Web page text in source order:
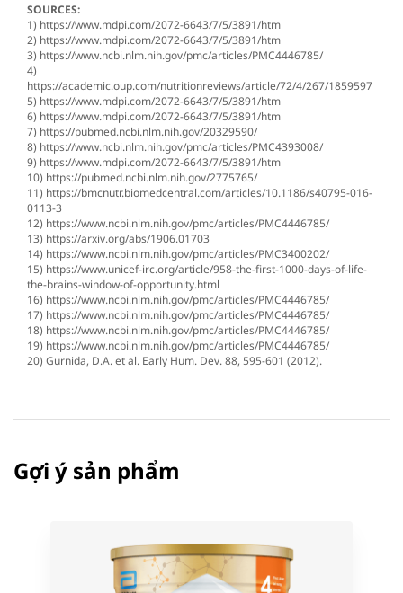
SOURCES:
1) https://www.mdpi.com/2072-6643/7/5/3891/htm
2) https://www.mdpi.com/2072-6643/7/5/3891/htm
3) https://www.ncbi.nlm.nih.gov/pmc/articles/PMC4446785/
4)
https://academic.oup.com/nutritionreviews/article/72/4/267/1859597
5) https://www.mdpi.com/2072-6643/7/5/3891/htm
6) https://www.mdpi.com/2072-6643/7/5/3891/htm
7) https://pubmed.ncbi.nlm.nih.gov/20329590/
8) https://www.ncbi.nlm.nih.gov/pmc/articles/PMC4393008/
9) https://www.mdpi.com/2072-6643/7/5/3891/htm
10) https://pubmed.ncbi.nlm.nih.gov/2775765/
11) https://bmcnutr.biomedcentral.com/articles/10.1186/s40795-016-
0113-3
12) https://www.ncbi.nlm.nih.gov/pmc/articles/PMC4446785/
13) https://arxiv.org/abs/1906.01703
14) https://www.ncbi.nlm.nih.gov/pmc/articles/PMC3400202/
15) https://www.unicef-irc.org/article/958-the-first-1000-days-of-life-
the-brains-window-of-opportunity.html
16) https://www.ncbi.nlm.nih.gov/pmc/articles/PMC4446785/
17) https://www.ncbi.nlm.nih.gov/pmc/articles/PMC4446785/
18) https://www.ncbi.nlm.nih.gov/pmc/articles/PMC4446785/
19) https://www.ncbi.nlm.nih.gov/pmc/articles/PMC4446785/
20) Gurnida, D.A. et al. Early Hum. Dev. 88, 595-601 (2012).
Gợi ý sản phẩm